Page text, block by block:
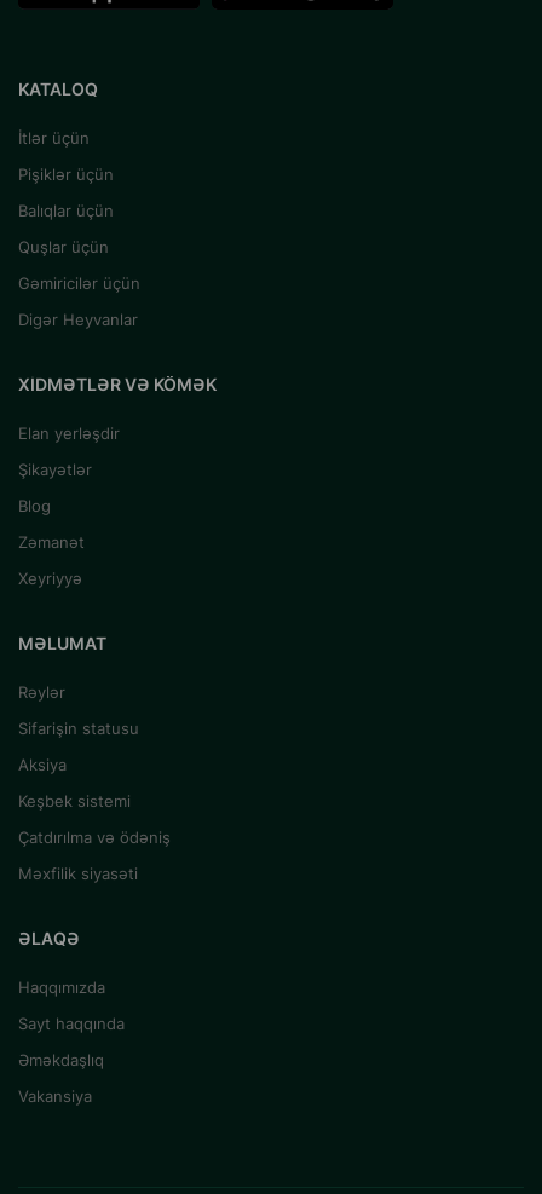
KATALOQ
İtlər üçün
Pişiklər üçün
Balıqlar üçün
Quşlar üçün
Gəmiricilər üçün
Digər Heyvanlar
XIDMƏTLƏR VƏ KÖMƏK
Elan yerləşdir
Şikayətlər
Blog
Zəmanət
Xeyriyyə
MƏLUMAT
Rəylər
Sifarişin statusu
Aksiya
Keşbek sistemi
Çatdırılma və ödəniş
Məxfilik siyasəti
ƏLAQƏ
Haqqımızda
Sayt haqqında
Əməkdaşlıq
Vakansiya